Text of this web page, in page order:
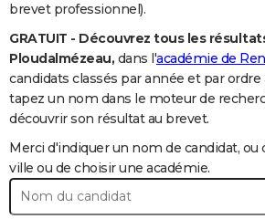
Essais
Réserver un essai
Citadines
Berlines
SUV
Forum auto
+
HIGH-TECH
Mobiles
Meilleur smartphone
Internet
Ordinateurs
Jeux vidéo
Guide high-tech
+
BRICOLAGE
Forum
Aménagement intérieur
Extérieur
Cuisine
Salle de bains
Jardinage
Rangement
+
Guides de France
Escapades
Patrimoine
Expositions
Musées
Week-end nature
+
Art de vivre
Bien-être
Loisirs
Mode
Modes de vie
+ SANTE
Alimentation
Guide de la santé
Maladies
Médicaments
Sommeil
VOYAGE
brevet professionnel).
GRATUIT - Découvrez tous les
Ploudalmézeau, dans l'académie de
candidats classés par année et par
tapez un nom dans le moteur de
découvrir son résultat au brevet.
Merci d'indiquer un nom de candidat, ou
ville ou de choisir une académie.